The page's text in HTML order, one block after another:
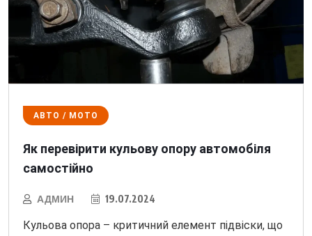
АВТО / МОТО
Як перевірити кульову опору автомобіля
самостійно
АДМИН 19.07.2024
Кульова опора – критичний елемент підвіски, що